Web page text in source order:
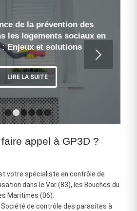
de la prévention des
les logements sociaux en
: Enjeux et solutions
LIRE LA SUITE
1
appel à GP3D ?
votre spécialiste en contrôle de
dans le Var (83), les Bouches du
Maritimes (06).
Société de contrôle des parasites à